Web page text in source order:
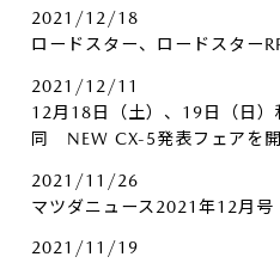
2021/12/18
ロードスター、ロードスター
2021/12/11
12月18日（土）、19日（日
同 NEW CX-5発表フェアを開
2021/11/26
マツダニュース2021年12月号
2021/11/19